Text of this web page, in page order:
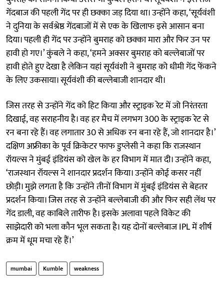
गेंदबाज की पहली गेंद पर ही छक्का जड़ दिया था। उन्होंने कहा, ‘सूर्यवंशी
ने दुनिया के सर्वश्रेष्ठ गेंदबाजों में से एक के खिलाफ इसे आसान बना
दिया। पहली ही गेंद पर उन्होंने बुमराह को छक्का मारा और फिर उन पर
हावी हो गए।’ कुंबले ने कहा, ‘हमने अक्सर बुमराह को बल्लेबाजों पर
हावी होते हुए देखा है लेकिन यहां सूर्यवंशी ने बुमराह को धीमी गेंद फेंकने
के लिए उकसाया। सूर्यवंशी की बल्लेबाजी शानदार थी।
जिस तरह से उन्होंने गेंद को हिट किया और स्ट्राइक रेट में जो निरंतरता
दिखाई, वह सराहनीय है। वह हर मैच में लगभग 300 के स्ट्राइक रेट से
रन बना रहे हैं। वह लगातार 30 से अधिक रन बना रहे हैं, जो शानदार है।’
दक्षिण अफ्रीका के पूर्व क्रिकेटर फाफ डुप्लेसी ने कहा कि राजस्थान
रॉयल्स ने मुंबई इंडियंस को खेल के हर विभाग में मात दी। उन्होंने कहा,
‘राजस्थान रॉयल्स ने शानदार प्रदर्शन किया। उन्होंने कोई कसर नहीं
छोड़ी। मुझे लगता है कि उन्होंने तीनों विभाग में मुंबई इंडियंस से बेहतर
प्रदर्शन किया। जिस तरह से उन्होंने बल्लेबाजी की और फिर सही लेंथ पर
गेंद डाली, वह काबिले तारीफ है। इसके अलावा पहले विकेट की
साझेदारी को भला कौन भूल सकता है। यह दोनों बल्लेबाज IPL में शीर्ष
क्रम में धूम मचा रहे हैं।’
mumbai Kumble weakness